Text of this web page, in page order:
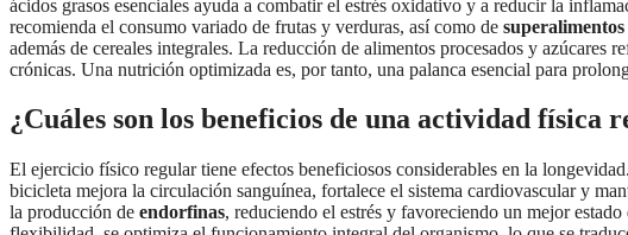
ácidos grasos esenciales ayuda a combatir el estrés oxidativo y a reducir la
recomienda el consumo variado de frutas y verduras, así como de superalimentos
además de cereales integrales. La reducción de alimentos procesados y azúcares
crónicas. Una nutrición optimizada es, por tanto, una palanca esencial para
¿Cuáles son los beneficios de una actividad física
El ejercicio físico regular tiene efectos beneficiosos considerables en la
bicicleta mejora la circulación sanguínea, fortalece el sistema cardiovascular y
la producción de endorfinas, reduciendo el estrés y favoreciendo un mejor